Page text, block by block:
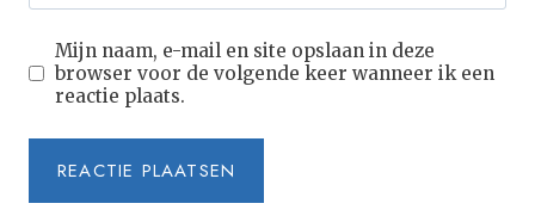
Mijn naam, e-mail en site opslaan in deze
browser voor de volgende keer wanneer ik een
reactie plaats.